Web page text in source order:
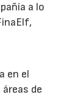
a lo
en el
de